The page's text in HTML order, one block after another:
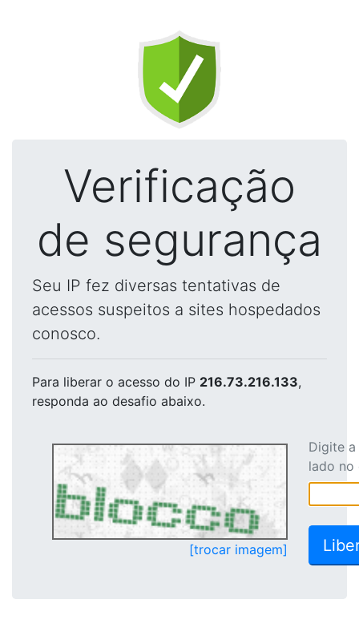
Verificação
de segurança
Seu IP fez diversas tentativas de
acessos suspeitos a sites hospedados
conosco.
Para liberar o acesso do IP 216.73.216.133,
responda ao desafio abaixo.
[trocar imagem]
Digite
lado no